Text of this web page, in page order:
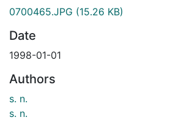
0700465.JPG (15.26 KB)
Date
1998-01-01
Authors
s. n.
s. n.